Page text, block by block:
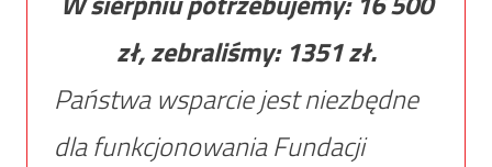
zł, zebraliśmy: 1351zł.
Państwa wsparcie jest niezbędne
dla funkcjonowania Fundacji